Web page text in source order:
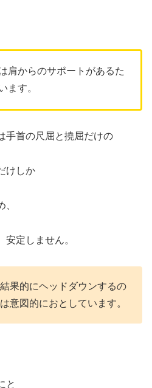
肩からのサポートがあるた
ます。
手首の尺屈と撓屈だけの
けしか
定しません。
果的にヘッドダウンするの
意図的におとしています。
と